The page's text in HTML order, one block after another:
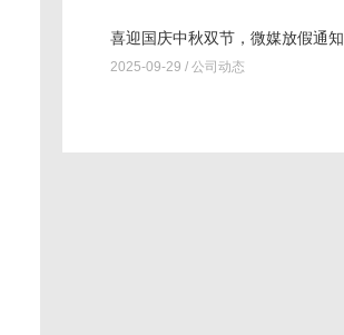
喜迎国庆中秋双节，微媒放假通知
2025-09-29 / 公司动态